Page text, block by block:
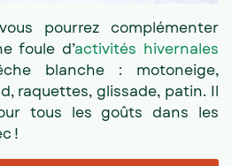
pourrez complémenter
foule d’activités hivernales
blanche : motoneige,
raquettes, glissade, patin. Il
tous les goûts dans les
!